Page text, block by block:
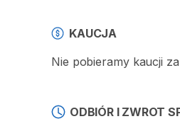
KAUCJA
Nie pobieramy kaucji
ODBIÓR I ZWROT